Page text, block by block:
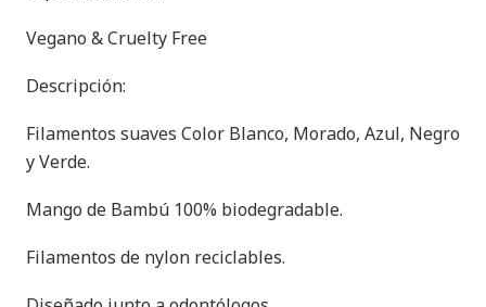
Vegano & Cruelty Free
Descripción:
Filamentos suaves Color Blanco, Morado, Azul, Negro
y Verde.
Mango de Bambú 100% biodegradable.
Filamentos de nylon reciclables.